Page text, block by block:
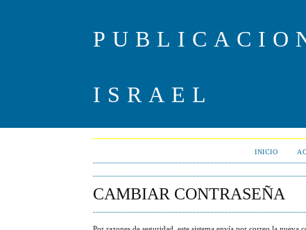
ISRAEL
INICIO
CAMBIAR CONTRASEÑA